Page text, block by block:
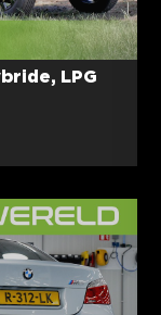
LPG